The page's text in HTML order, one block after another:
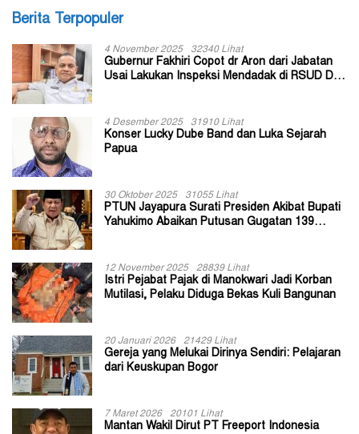
Berita Terpopuler
4 November 2025 32340 Lihat
Gubernur Fakhiri Copot dr Aron dari Jabatan
Usai Lakukan Inspeksi Mendadak di RSUD Dok
4 Desember 2025 31910 Lihat
Konser Lucky Dube Band dan Luka Sejarah
Papua
30 Oktober 2025 31055 Lihat
PTUN Jayapura Surati Presiden Akibat Bupati
Yahukimo Abaikan Putusan Gugatan 139
12 November 2025 28839 Lihat
Istri Pejabat Pajak di Manokwari Jadi Korban
Mutilasi, Pelaku Diduga Bekas Kuli Bangunan
20 Januari 2026 21429 Lihat
Gereja yang Melukai Dirinya Sendiri: Pelajaran
dari Keuskupan Bogor
7 Maret 2026 20101 Lihat
Mantan Wakil Dirut PT Freeport Indonesia